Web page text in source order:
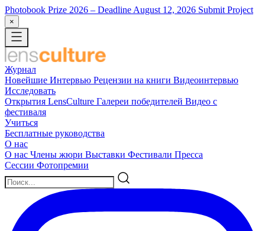
Photobook Prize 2026 – Deadline August 12, 2026 Submit Project
×
Журнал
Новейшие Интервью Рецензии на книги Видеоинтервью
Исследовать
Открытия LensCulture Галереи победителей Видео с
фестиваля
Учиться
Бесплатные руководства
О нас
О нас Члены жюри Выставки Фестивали Пресса
Сессии Фотопремии